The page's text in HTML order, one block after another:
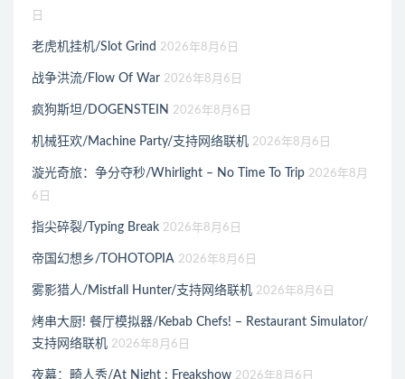
日
老虎机挂机/Slot Grind 2026年8月6日
战争洪流/Flow Of War 2026年8月6日
疯狗斯坦/DOGENSTEIN 2026年8月6日
机械狂欢/Machine Party/支持网络联机 2026年8月6日
漩光奇旅：争分夺秒/Whirlight – No Time To Trip 2026年8月
6日
指尖碎裂/Typing Break 2026年8月6日
帝国幻想乡/TOHOTOPIA 2026年8月6日
雾影猎人/Mistfall Hunter/支持网络联机 2026年8月6日
烤串大厨! 餐厅模拟器/Kebab Chefs! – Restaurant Simulator/
支持网络联机 2026年8月6日
夜幕：畸人秀/At Night : Freakshow 2026年8月6日